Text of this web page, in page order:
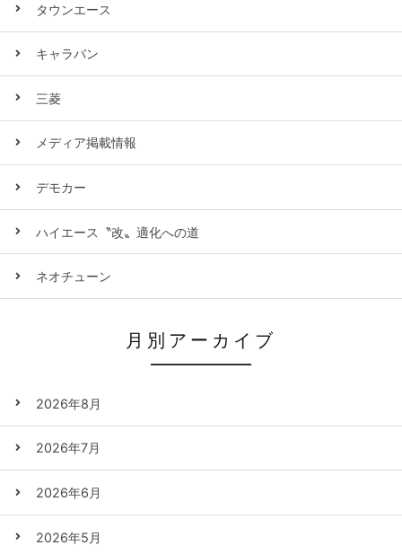
タウンエース
キャラバン
三菱
メディア掲載情報
デモカー
ハイエース〝改〟適化への道
ネオチューン
月別アーカイブ
2026年8月
2026年7月
2026年6月
2026年5月